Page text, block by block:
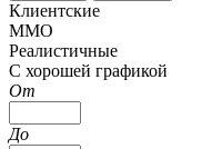
Клиентские
MMO
Реалистичные
С хорошей графикой
От
До